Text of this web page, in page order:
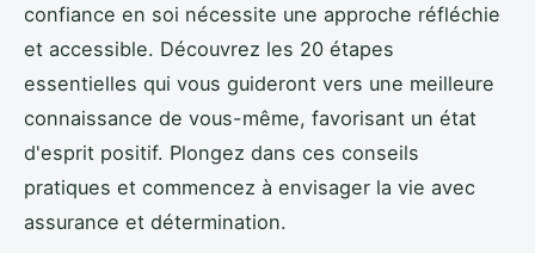
confiance en soi nécessite une approche réfléchie
et accessible. Découvrez les 20 étapes
essentielles qui vous guideront vers une meilleure
connaissance de vous-même, favorisant un état
d'esprit positif. Plongez dans ces conseils
pratiques et commencez à envisager la vie avec
assurance et détermination.